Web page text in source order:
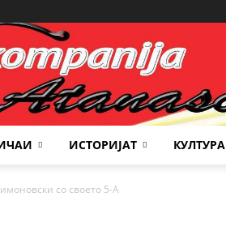
ИСТОРИЈАТ КУЛТУРА
со своето 5-А